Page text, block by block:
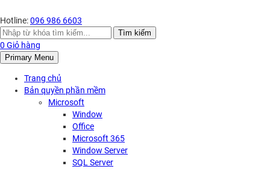
Hotline:096 986 6603
Search
for:
Tìm kiếm
0 Giỏ hàng
Primary Menu
Trang chủ
Bản quyền phần mềm
Microsoft
Window
Office
Microsoft 365
Window Server
SQL Server